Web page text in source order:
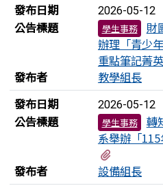
發布日期
2026-05-12
公告標題 學生事務
財
辦理「青少
重點筆記菁英
發布者
教學組長
發布日期
2026-05-12
公告標題 學生事務
轉
系舉辦「115
發布者
設備組長